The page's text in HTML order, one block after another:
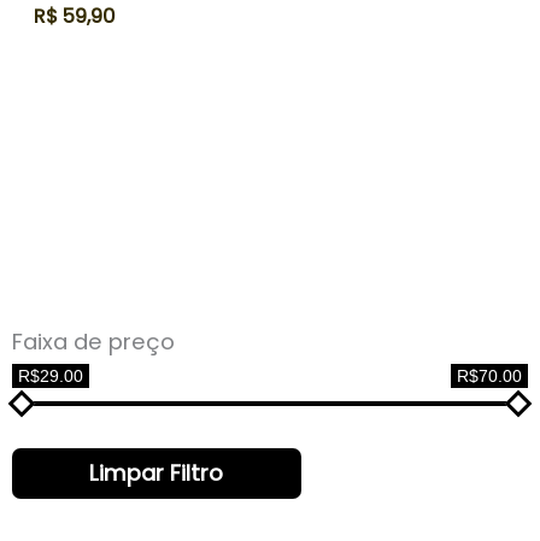
Faixa de preço
R$29.00 R$70.00
Limpar Filtro
R$59,90